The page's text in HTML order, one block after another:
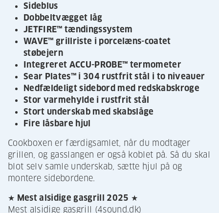
Sideblus
Dobbeltvægget låg
JETFIRE™ tændingssystem
WAVE™ grillriste i porcelæns-coatet
støbejern
Integreret ACCU-PROBE™ termometer
Sear Plates™ i 304 rustfrit stål i to niveauer
Nedfældeligt sidebord med redskabskroge
Stor varmehylde i rustfrit stål
Stort underskab med skabslåge
Fire låsbare hjul
Cookboxen er færdigsamlet, når du modtager
grillen, og gasslangen er også koblet på. Så du skal
blot selv samle underskab, sætte hjul på og
montere sidebordene.
★ Mest alsidige gasgrill 2025 ★
Mest alsidige gasgrill (4sound.dk)